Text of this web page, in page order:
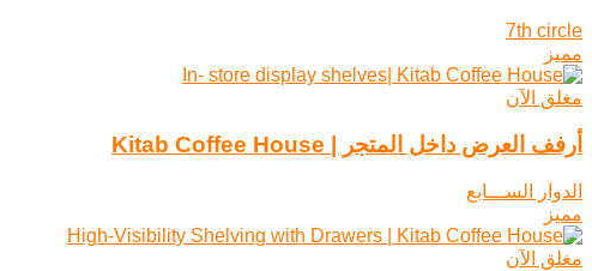
7th circle
مميز
مغلق الآن
أرفف العرض داخل المتجر | Kitab Coffee House
الدوار الســـابع
مميز
مغلق الآن